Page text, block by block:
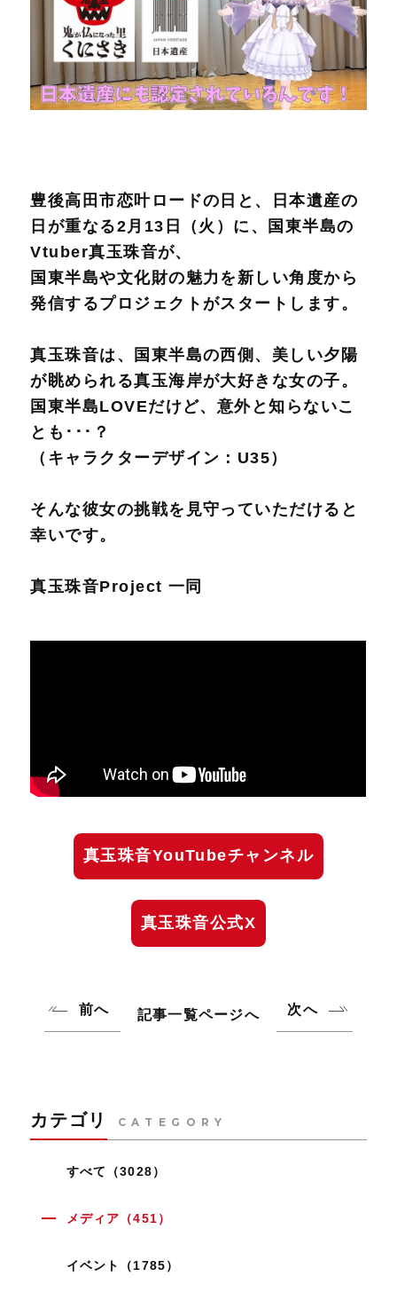
豊後高田市恋叶ロードの日と、日本遺産の
日が重なる2月13日（火）に、国東半島の
Vtuber真玉珠音が、
国東半島や文化財の魅力を新しい角度から
発信するプロジェクトがスタートします。
真玉珠音は、国東半島の西側、美しい夕陽
が眺められる真玉海岸が大好きな女の子。
国東半島LOVEだけど、意外と知らないこ
とも･･･？
（キャラクターデザイン：U35）
そんな彼女の挑戦を見守っていただけると
幸いです。
真玉珠音Project 一同
真玉珠音YouTubeチャンネル
真玉珠音公式X
前へ 記事一覧ページへ 次へ
カテゴリ CATEGORY
すべて（3028）
メディア（451）
イベント（1785）